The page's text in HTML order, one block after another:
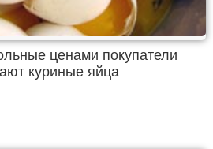
ценами покупатели
куриные яйца